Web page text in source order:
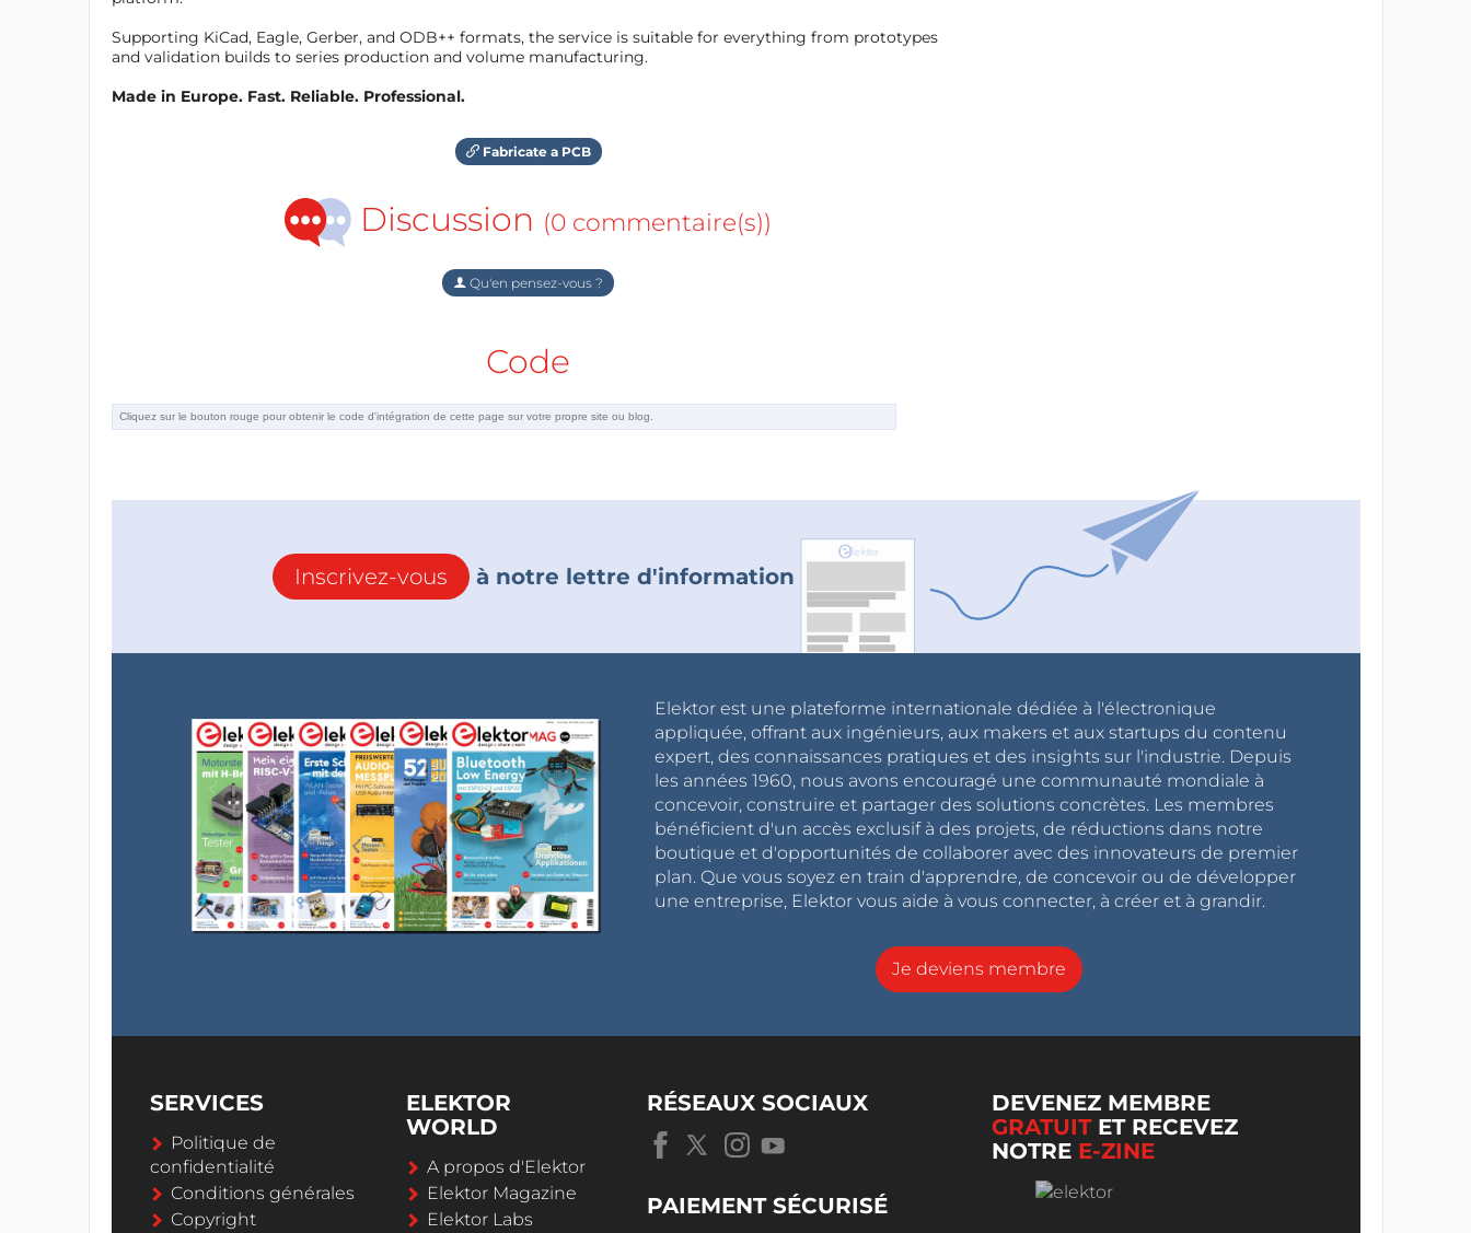
Supporting KiCad, Eagle, Gerber, and ODB++ formats, the service is suitable for everything from prototypes
and validation builds to series production and volume manufacturing.
Made in Europe. Fast. Reliable. Professional.
Fabricate a PCB
Discussion (0 commentaire(s))
Qu'en pensez-vous ?
Code
Inscrivez-vous à notre lettre d'information
Elektor est une plateforme internationale dédiée à l'électronique
appliquée, offrant aux ingénieurs, aux makers et aux startups du contenu
expert, des connaissances pratiques et des insights sur l'industrie. Depuis
les années 1960, nous avons encouragé une communauté mondiale à
concevoir, construire et partager des solutions concrètes. Les membres
bénéficient d'un accès exclusif à des projets, de réductions dans notre
boutique et d'opportunités de collaborer avec des innovateurs de premier
plan. Que vous soyez en train d'apprendre, de concevoir ou de développer
une entreprise, Elektor vous aide à vous connecter, à créer et à grandir.
Je deviens membre
SERVICES
Politique de
confidentialité
Conditions générales
Copyright
ELEKTOR
WORLD
A propos d'Elektor
Elektor Magazine
Elektor Labs
RÉSEAUX SOCIAUX
PAIEMENT SÉCURISÉ
DEVENEZ MEMBRE
GRATUITET RECEVEZ
NOTRE E-ZINE